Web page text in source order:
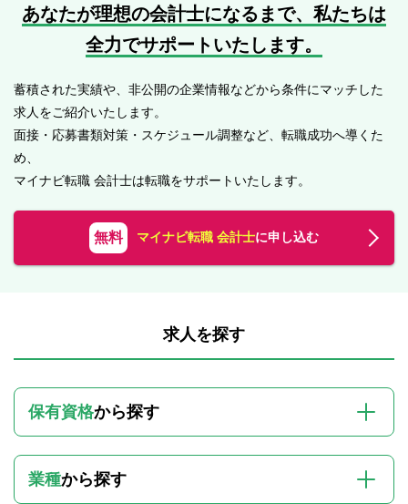
あなたが理想の会計士になるまで、 私たちは
全力でサポートいたします。
蓄積された実績や、非公開の企業情報などから条件にマッチした
求人をご紹介いたします。
面接・応募書類対策・スケジュール調整など、転職成功へ導くた
め、
マイナビ転職 会計士は転職をサポートいたします。
無料 マイナビ転職 会計士に申し込む
求人を探す
保有資格から探す
業種から探す